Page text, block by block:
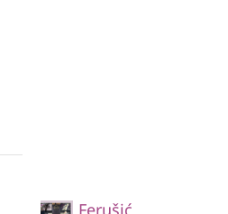
Ferušić